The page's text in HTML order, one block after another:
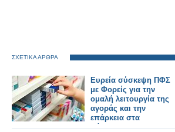
ΣΧΕΤΙΚΑ ΑΡΘΡΑ
Ευρεία σύσκεψη ΠΦΣ
με Φορείς για την
ομαλή λειτουργία της
αγοράς και την
επάρκεια στα
φάρμακα!